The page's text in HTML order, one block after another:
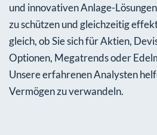
und innovativen Anlage-
zu schützen und gleichzeitig
gleich, ob Sie sich für Aktien,
Optionen, Megatrends oder
Unsere erfahrenen Analysten
Vermögen zu verwandeln.